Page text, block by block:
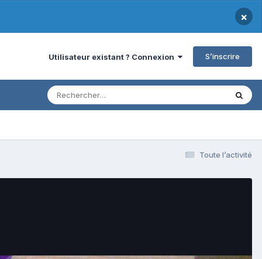
×
Utilisateur existant ? Connexion S’inscrire
Toute l’activité